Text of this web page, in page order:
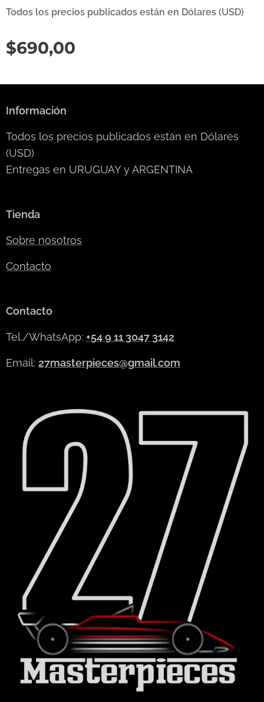
Todos los precios publicados están en Dólares (USD)
$690,00
Información
Todos los precios publicados están en Dólares
(USD)
Entregas en URUGUAY y ARGENTINA
Tienda
Sobre nosotros
Contacto
Contacto
Tel./WhatsApp: +54 9 11 3047 3142
Email: 27masterpieces@gmail.com